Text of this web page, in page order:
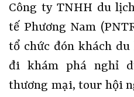
Công ty TNHH du
tế Phương Nam
tổ chức đón khách
đi khám phá nghỉ
thương mại, tour hội